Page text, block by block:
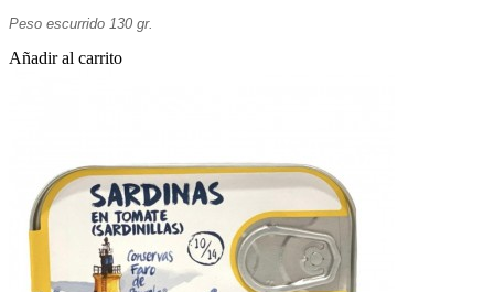
Peso escurrido 130 gr.
Añadir al carrito